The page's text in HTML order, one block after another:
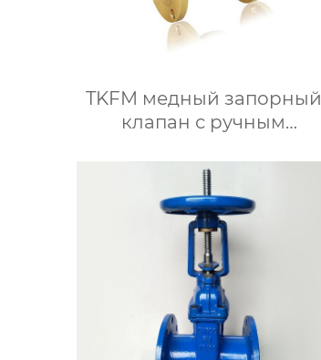
TKFM медный запорный
клапан с ручным
DN100 для системы
водяного отопления